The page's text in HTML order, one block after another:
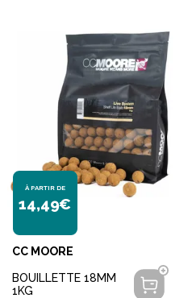
À PARTIR DE
14,49€
CC MOORE
BOUILLETTE 18MM
1KG